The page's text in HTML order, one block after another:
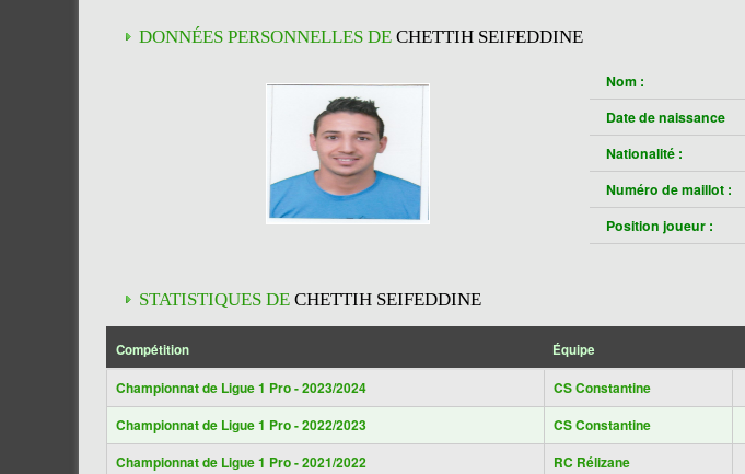
DONNÉES PERSONNELLES DE CHETTIH SEIFEDDINE
Nom :
Date de naissance
Nationalité :
Numéro de maillot :
Position joueur :
STATISTIQUES DE CHETTIH SEIFEDDINE
Compétition Équipe
Championnat de Ligue 1 Pro - 2023/2024 CS Constantine
Championnat de Ligue 1 Pro - 2022/2023
CS Constantine
Championnat de Ligue 1 Pro - 2021/2022
RC Rélizane